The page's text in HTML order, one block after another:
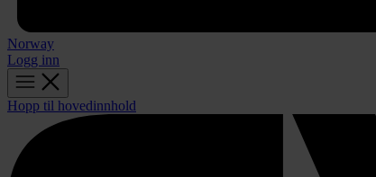
Norway
Logg inn
Hopp til hovedinnhold